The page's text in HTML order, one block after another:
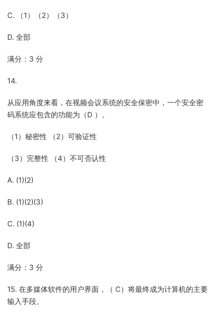
C. （1）（2）（3）
D. 全部
满分：3 分
14.
从应用角度来看，在视频会议系统的安全保密中，一个安全密
码系统应包含的功能为（D ）。
（1）秘密性 （2）可验证性
（3）完整性 （4）不可否认性
A. (1)(2)
B. (1)(2)(3)
C. (1)(4)
D. 全部
满分：3 分
15. 在多媒体软件的用户界面，（ C）将最终成为计算机的主要
输入手段。